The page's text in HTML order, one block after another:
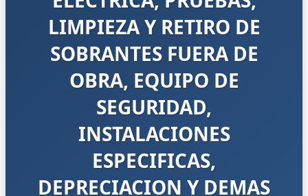
LIMPIEZA Y RETIRO DE
SOBRANTES FUERA DE
OBRA, EQUIPO DE
SEGURIDAD,
INSTALACIONES
ESPECIFICAS,
DEPRECIACION Y DEMAS